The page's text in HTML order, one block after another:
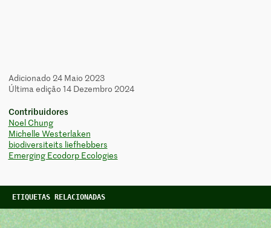
Adicionado 24 Maio 2023
Última edição 14 Dezembro 2024
Contribuidores
Noel Chung
Michelle Westerlaken
biodiversiteits liefhebbers
Emerging Ecodorp Ecologies
ETIQUETAS RELACIONADAS